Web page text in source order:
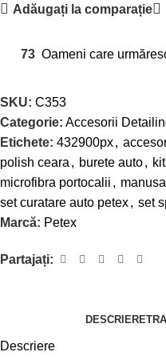
Adăugați la comparație
73 Oameni care
SKU: C353
Categorie: Accesorii
Etichete: 432900px,
polish ceara , burete auto,
microfibra portocalii ,
set curatare auto petex, set
Marcă: Petex
Partajați:
DESCRIERE
Descriere